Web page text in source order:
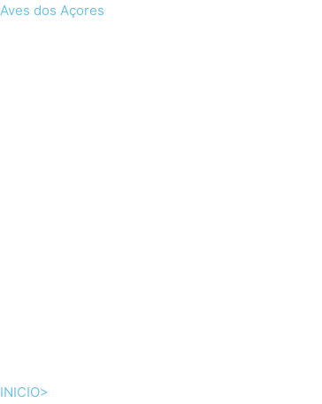
Skip
Aves dos Açores
INICIO>